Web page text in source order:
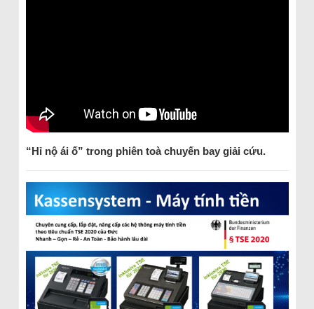
“Hỉ nộ ái ố” trong phiên toà chuyến bay giải cứu.